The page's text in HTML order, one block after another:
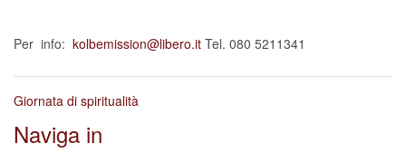
Per info: kolbemission@libero.it Tel. 080 5211341
Giornata di spiritualità
Naviga in